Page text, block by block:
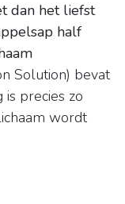
dan het liefst
half
Solution) bevat
precies zo
wordt